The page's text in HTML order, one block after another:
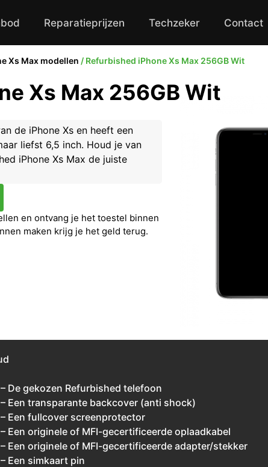
Reparatieprijzen Techzeker Contact
Xs Max modellen / Refurbished iPhone Xs Max 256GB Wit
Xs Max 256GB Wit
de iPhone Xs en heeft een
liefst 6,5 inch. Houd je van
iPhone Xs Max de juiste
en ontvang je het toestel binnen
maken krijg je het geld terug.
– De gekozen Refurbished telefoon
– Een transparante backcover (anti shock)
– Een fullcover screenprotector
– Een originele of MFI-gecertificeerde oplaadkabel
– Een originele of MFI-gecertificeerde adapter/stekker
– Een simkaart pin